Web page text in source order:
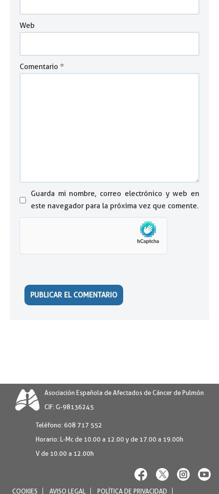
Web
Comentario *
Guarda mi nombre, correo electrónico y web en
este navegador para la próxima vez que comente.
Asociación Española de Afectados de Cáncer de Pulmón
CIF: G-98136245
Teléfono: 608 717 552
Horario: L-Mc de 10.00 a 12.00 y de 17.00 a 19.00h
V de 10.00 a 12.00h
COOKIES AVISO LEGAL POLÍTICA DE PRIVACIDAD